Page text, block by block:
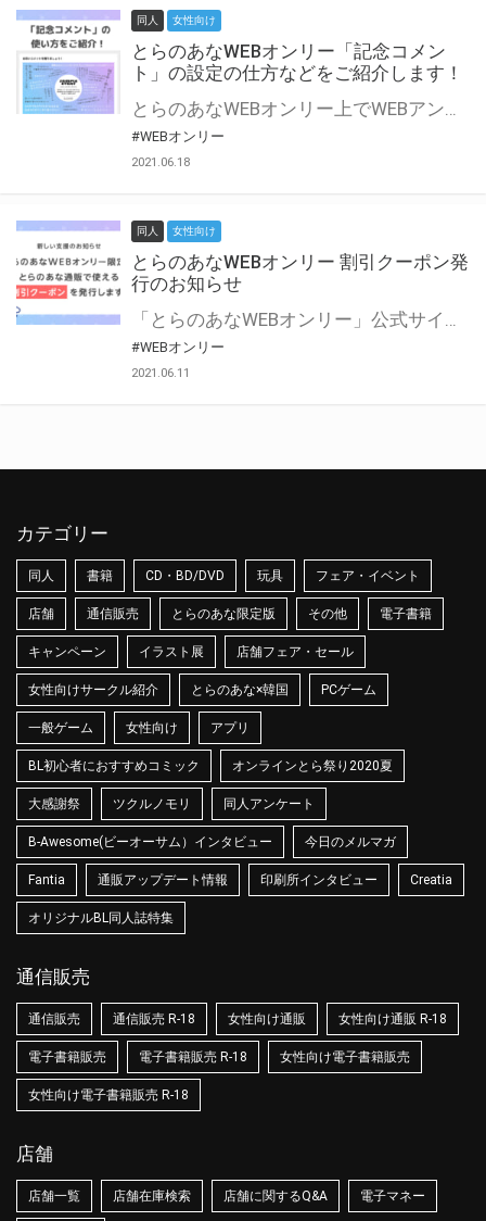
同人 女性向け
とらのあなWEBオンリー「記念コメン
ト」の設定の仕方などをご紹介します！
とらのあなWEBオンリー上でWEBアンソロジーが作成できる「記念コメント」について、その使い方や作成手順を解説します！ 支援タイプを「サークル参加型」「サークル参加型・マルシェ(イベント会場)機能付き」でお申し込みいただいている主催者様はぜひご活用ください♪ とらのあなWEBオンリーサイトはこちら
#WEBオンリー
2021.06.18
同人 女性向け
とらのあなWEBオンリー 割引クーポン発
行のお知らせ
「とらのあなWEBオンリー」公式サイトでとらのあな通販の「割引クーポン」を配布中！ イベントごとに開催当日限定で使える割引クーポンのシリアルコードを発行します。 とらのあなWEBオンリーのページをチェックして、イベント当日にお得にお買い物を楽しみましょう♪ ※本キャンペーンは予告なく終了する場合がございます。 とらのあなWEBオンリーサイトはこちら
#WEBオンリー
2021.06.11
カテゴリー
同人 書籍 CD・BD/DVD 玩具 フェア・イベント
店舗 通信販売 とらのあな限定版 その他 電子書籍
キャンペーン イラスト展 店舗フェア・セール
女性向けサークル紹介 とらのあな×韓国 PCゲーム
一般ゲーム 女性向け アプリ
BL初心者におすすめコミック オンラインとら祭り2020夏
大感謝祭 ツクルノモリ 同人アンケート
B-Awesome(ビーオーサム）インタビュー 今日のメルマガ
Fantia 通販アップデート情報 印刷所インタビュー Creatia
オリジナルBL同人誌特集
通信販売
通信販売 通信販売 R-18 女性向け通販 女性向け通販 R-18
電子書籍販売 電子書籍販売 R-18 女性向け電子書籍販売
女性向け電子書籍販売 R-18
店舗
店舗一覧 店舗在庫検索 店舗に関するQ&A 電子マネー